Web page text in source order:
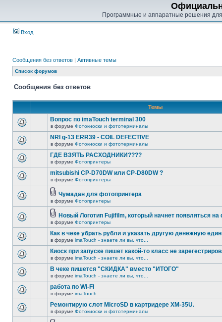
Программные и аппаратные решения
Вход
Сообщения без ответов | Активные темы
Список форумов
Сообщения без ответов
Темы
Вопрос по imaTouch terminal 300
в форуме Фотокиоски и фототерминалы
NRI g-13 ERR39 - COIL DEFECTIVE
в форуме Фотокиоски и фототерминалы
ГДЕ ВЗЯТЬ РАСХОДНИКИ????
в форуме Фотопринтеры
mitsubishi CP-D70DW или CP-D80DW ?
в форуме Фотопринтеры
Чумадан для фотопринтера
в форуме Фотопринтеры
Новый Логотип Fujifilm, который начнет появляться на
в форуме Фотопринтеры
Как в чеке убрать рубли и указать другую денежную
в форуме imaTouch - знаете ли вы, что...
Киоск при запуске пишет какой-то класс не
в форуме imaTouch - знаете ли вы, что...
В чеке пишется "СКИДКА" вместо "ИТОГО"
в форуме imaTouch - знаете ли вы, что...
работа по Wi-FI
в форуме imaTouch
Ремонтирую слот MicroSD в картридере XM-35U.
в форуме Фотокиоски и фототерминалы